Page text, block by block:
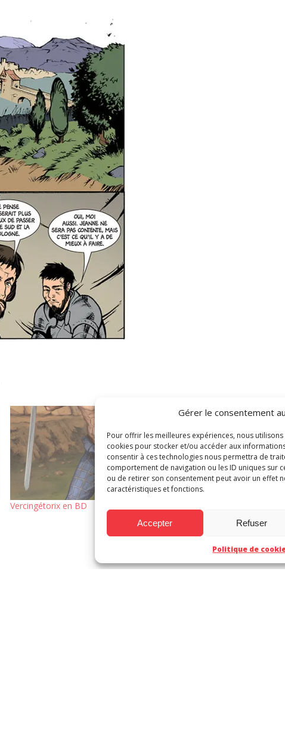
Gérer le consentement
Pour offrir les meilleures expériences, nous
cookies pour stocker et/ou accéder aux
consentir à ces technologies nous permettra de
comportement de navigation ou les ID uniques sur
ou de retirer son consentement peut avoir un effet
caractéristiques et fonctions.
Accepter Refuser
Politique de
Vercingétorix en BD